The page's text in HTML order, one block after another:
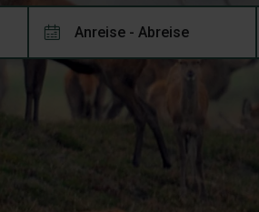
Anreise - Abreise